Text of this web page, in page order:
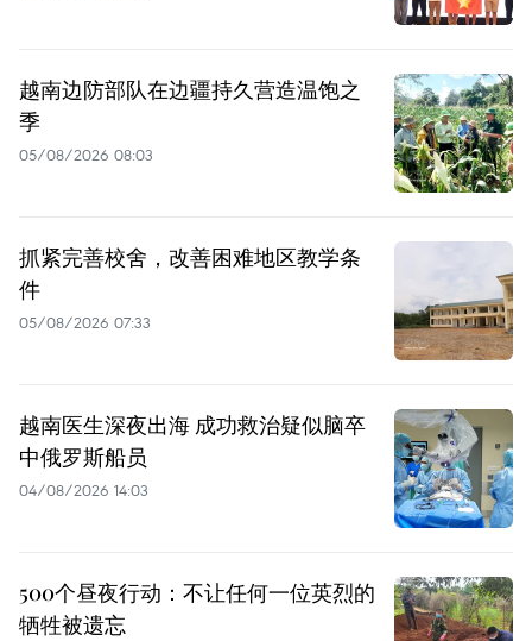
越南边防部队在边疆持久营造温饱之
季
05/08/2026 08:03
抓紧完善校舍，改善困难地区教学条
件
05/08/2026 07:33
越南医生深夜出海 成功救治疑似脑卒
中俄罗斯船员
04/08/2026 14:03
500个昼夜行动：不让任何一位英烈的
牺牲被遗忘